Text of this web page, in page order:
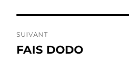
SUIVANT
Publication
FAIS DODO